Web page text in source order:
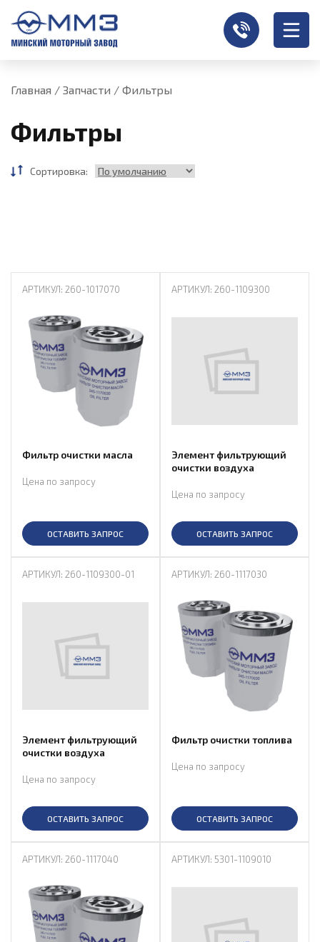
Главная / Запчасти / Фильтры
Фильтры
Сортировка:
АРТИКУЛ: 260-1017070
Фильтр очистки масла
Цена по запросу
ОСТАВИТЬ ЗАПРОС
АРТИКУЛ: 260-1109300
Элемент фильтрующий
очистки воздуха
Цена по запросу
ОСТАВИТЬ ЗАПРОС
АРТИКУЛ: 260-1109300-01
Элемент фильтрующий
очистки воздуха
Цена по запросу
ОСТАВИТЬ ЗАПРОС
АРТИКУЛ: 260-1117030
Фильтр очистки топлива
Цена по запросу
ОСТАВИТЬ ЗАПРОС
АРТИКУЛ: 260-1117040 АРТИКУЛ: 5301-1109010